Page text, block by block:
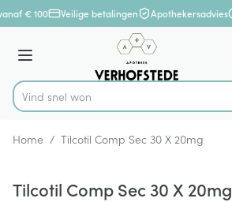
Ga naar de inhoud
1 van 1
€ 100 Veilige betalingen Apothekersadvies
Menu
Product, merk, categorie...
Vin
Home / Tilcotil Comp Sec 30 X 20mg
Tilcotil Comp Sec 30 X 20mg